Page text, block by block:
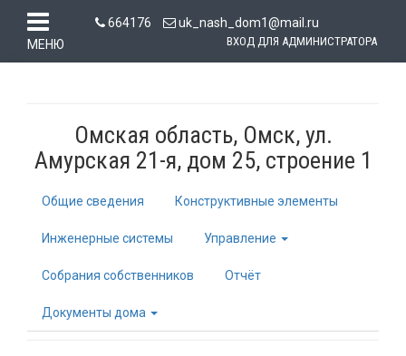
МЕНЮ
664176 uk_nash_dom1@mail.ru
ВХОД ДЛЯ АДМИНИСТРАТОРА
Омская область, Омск, ул.
Амурская 21-я, дом 25, строение 1
Общие сведения Конструктивные элементы
Инженерные системы Управление
Собрания собственников Отчёт
Документы дома